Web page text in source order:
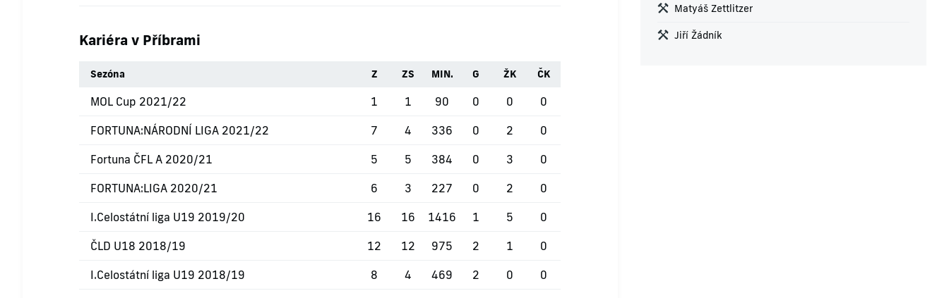
Kariéra v Příbrami
Sezóna Z ZS MIN. G ŽK ČK
MOL Cup 2021/22 1 1 90 0 0 0
FORTUNA:NÁRODNÍ LIGA 2021/22 7 4 336 0 2 0
Fortuna ČFL A 2020/21 5 5 384 0 3 0
FORTUNA:LIGA 2020/21 6 3 227 0 2 0
I.Celostátní liga U19 2019/20 16 16 1416 1 5 0
ČLD U18 2018/19 12 12 975 2 1 0
I.Celostátní liga U19 2018/19 8 4 469 2 0 0
Matyáš Zettlitzer
Jiří Žádník